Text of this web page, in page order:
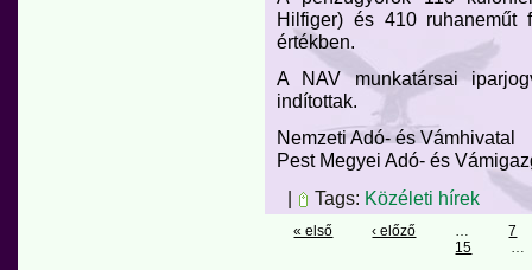
Hilfiger) és 410 ruhaneműt
értékben.
A NAV munkatársai
indítottak.
Nemzeti Adó- és Vámhivatal
Pest Megyei Adó- és
|
Tags: Közéleti hírek
« első ‹ előző …
7
15
…